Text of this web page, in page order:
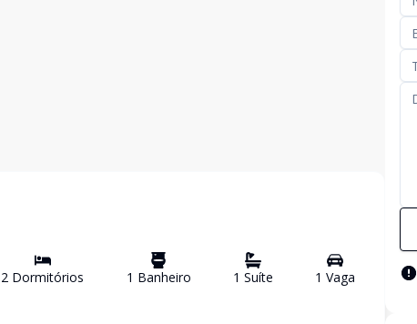
2 Dormitórios 1 Banheiro 1 Suíte 1 Vaga